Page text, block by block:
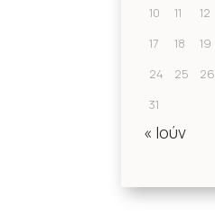
10
11 12
17
18 19
24
25 26
31
« Ιούν